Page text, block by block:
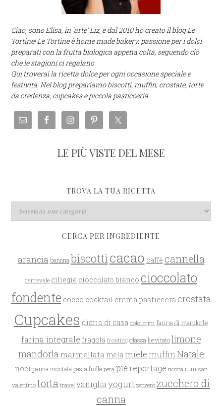
Ciao, sono Elisa, in 'arte' Liz, e dal 2010 ho creato il blog Le
Tortine! Le Tortine è home made bakery, passione per i dolci
preparati con la frutta biologica appena colta, seguendo ciò
che le stagioni ci regalano.
Qui troverai la ricetta dolce per ogni occasione speciale e
festività. Nel blog prepariamo biscotti, muffin, crostate, torte
da credenza, cupcakes e piccola pasticceria.
LE PIÙ VISTE DEL MESE
TROVA LA TUA RICETTA
CERCA PER INGREDIENTE
arancia banana biscotticacao caffè cannella
carnevale ciliegie cioccolato bianco cioccolato
fondente cocco cocktail crema pasticcera crostata
Cupcakes diario di casa dolci fritti farina di mandorle
farina integrale fragola frosting glassa lievitato limone
mandorla marmellata melamielemuffin Natale
noci panna montata pasta frolla pera pie reportage ricotta rum san
valentino torta travel vaniglia yogurt zenzero zucchero di
canna